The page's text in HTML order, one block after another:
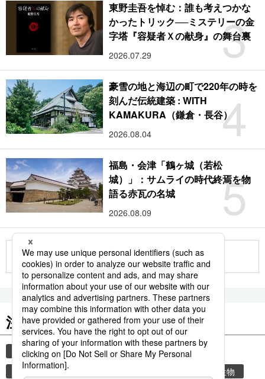
3
東野圭吾を悼む：誰も考えつかな
かったトリック──ミステリーの金
字塔『容疑者Ｘの献身』の舞台裏
2026.07.29
4
豪雪の地と海辺の町で220年の時を
刻んだ伝統建築 : WITH
KAMAKURA（鎌倉・長谷）
2026.08.04
5
福島・会津「鶴ヶ城（若松
城）」：サムライの時代終焉を物
語る赤瓦の名城
2026.08.09
もっと見る
注目のキーワード
共同通信ニュース 時事通信ニュース
観光
気象・災害
環境・自然・生物